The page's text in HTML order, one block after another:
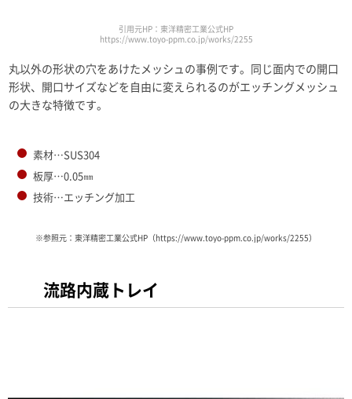
引用元HP：東洋精密工業公式HP
https://www.toyo-ppm.co.jp/works/2255
丸以外の形状の穴をあけたメッシュの事例です。同じ面内での開口
形状、開口サイズなどを自由に変えられるのがエッチングメッシュ
の大きな特徴です。
素材…SUS304
板厚…0.05㎜
技術…エッチング加工
※参照元：東洋精密工業公式HP（https://www.toyo-ppm.co.jp/works/2255）
流路内蔵トレイ